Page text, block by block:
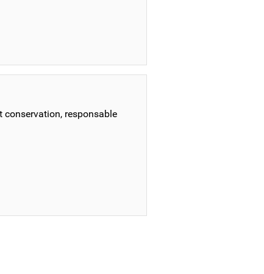
conservation, responsable